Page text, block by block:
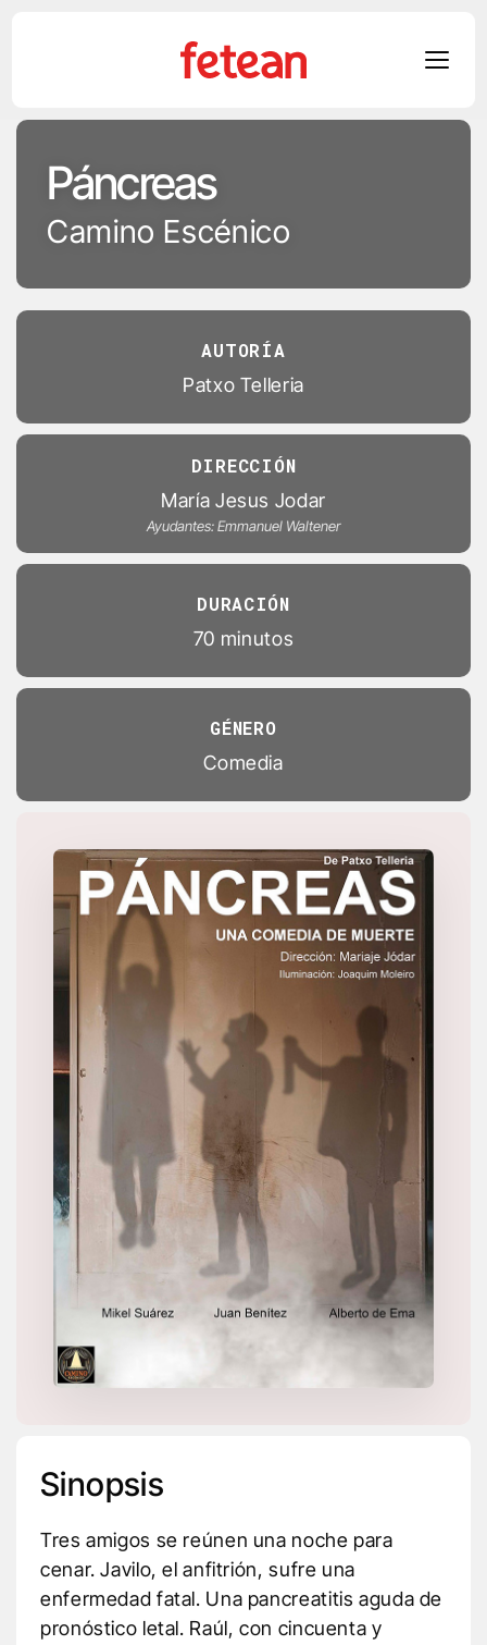
Skip
contentPáncreas
Camino Escénico
AUTORÍA
Patxo Telleria
DIRECCIÓN
María Jesus Jodar
Ayudantes: Emmanuel Waltener
DURACIÓN
70 minutos
GÉNERO
Comedia
Sinopsis
Tres amigos se reúnen una noche para
cenar. Javilo, el anfitrión, sufre una
enfermedad fatal. Una pancreatitis aguda de
pronóstico letal. Raúl, con cincuenta y